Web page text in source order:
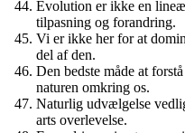
Evolution er ikke en
tilpasning og forandring.
Vi er ikke her for at
del af den.
Den bedste måde at
naturen omkring os.
Naturlig udvælgelse
arts overlevelse.